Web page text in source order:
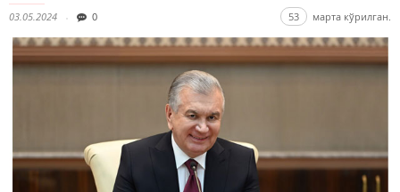
03.05.2024 0 53 марта кўрилган.